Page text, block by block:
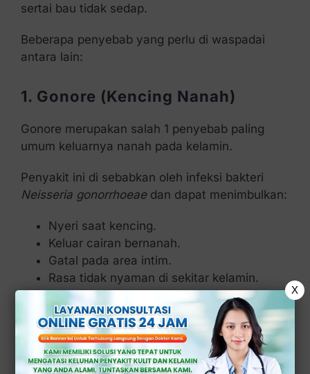
sertai bau tidak sedap.
Beberapa penyebab yang perlu di waspadai
antara lain:
1. Gonore (Kencing Nanah)
Gonore merupakan salah 1 penyebab paling
umum keluarnya nanah pada kelamin.
Penyakit ini di sebabkan oleh infeksi bakteri
Neisseria gonorrhoeaedan dapat menimbulkan:
Nyeri saat kencing.
Keluar cairan bernanah.
Gatal pada area intim.
Rasa tidak nyaman di sekitar kelamin.
2. Infeksi Saluran Kemih (ISK)
Infeksi pada saluran kemih juga dapat
menyebabkan rasa nyeri, perih, dan keluarnya
X